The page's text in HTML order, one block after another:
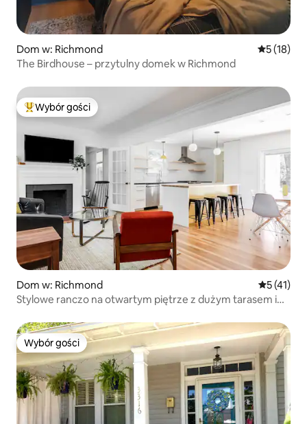
Dom w: Richmond Średnia
5 (18)
The Birdhouse – przytulny domek w Richmond
Najpopularniejsze z kategorii Wybór gości
Wybór gości
Dom w: Richmond Średnia
5 (41)
Stylowe ranczo na otwartym piętrze z dużym tarasem i
Wybór gości
Wybór gości